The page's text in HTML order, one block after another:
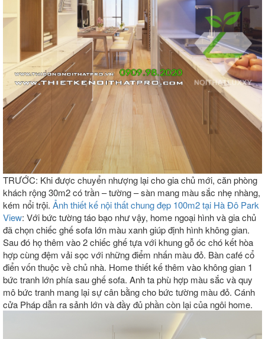
TRƯỚC: Khi được chuyển nhượng lại cho gia chủ mới, căn phòng
khách rộng 30m2 có trần – tường – sàn mang màu sắc nhẹ nhàng,
kém nổi trội. Ảnh thiết kế nội thất chung đẹp 100m2 tại Hà Đô Park
View: Với bức tường táo bạo như vậy, home ngoại hình và gia chủ
đã chọn chiếc ghế sofa lớn màu xanh giúp định hình không gian.
Sau đó họ thêm vào 2 chiếc ghế tựa với khung gỗ óc chó kết hòa
hợp cùng đệm vải sọc với những điểm nhấn màu đỏ. Bàn café cổ
điển vốn thuộc về chủ nhà. Home thiết kế thêm vào không gian 1
bức tranh lớn phía sau ghế sofa. Anh ta phù hợp màu sắc và quy
mô bức tranh mang lại sự cân bằng cho bức tường màu đỏ. Cánh
cửa Pháp dẫn ra sảnh lớn và đầy đủ phần còn lại của ngôi home.